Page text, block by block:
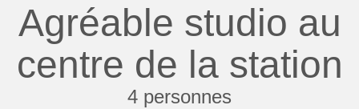
Agréable studio au
centre de la station
4 personnes